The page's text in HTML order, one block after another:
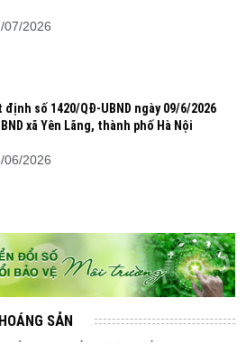
07/2026
định số 1420/QĐ-UBND ngày 09/6/2026
xã Yên Lãng, thành phố Hà Nội
06/2026
SẢN